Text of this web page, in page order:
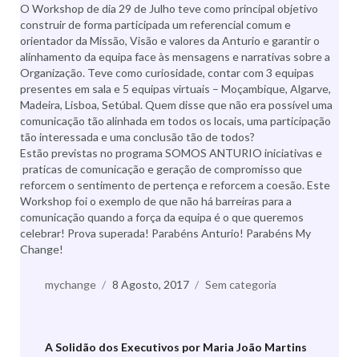
O Workshop de dia 29 de Julho teve como principal objetivo
construir de forma participada um referencial comum e
orientador da Missão, Visão e valores da Anturio e garantir o
alinhamento da equipa face às mensagens e narrativas sobre a
Organização. Teve como curiosidade, contar com 3 equipas
presentes em sala e 5 equipas virtuais – Moçambique, Algarve,
Madeira, Lisboa, Setúbal. Quem disse que não era possível uma
comunicação tão alinhada em todos os locais, uma participação
tão interessada e uma conclusão tão de todos?
Estão previstas no programa SOMOS ANTURIO iniciativas e
praticas de comunicação e geração de compromisso que
reforcem o sentimento de pertença e reforcem a coesão. Este
Workshop foi o exemplo de que não há barreiras para a
comunicação quando a força da equipa é o que queremos
celebrar! Prova superada! Parabéns Anturio! Parabéns My
Change!
Autor
mychange
Publicado
8 Agosto, 2017 Categorias
Sem categoria
A Solidão dos Executivos por Maria João Martins